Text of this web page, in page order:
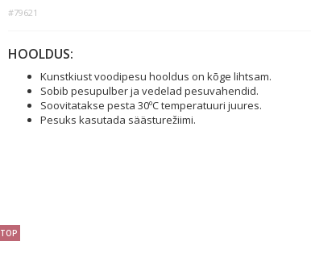
#79621
HOOLDUS:
Kunstkiust voodipesu hooldus on kõge lihtsam.
Sobib pesupulber ja vedelad pesuvahendid.
Soovitatakse pesta 30ºC temperatuuri juures.
Pesuks kasutada säästurežiimi.
TOP